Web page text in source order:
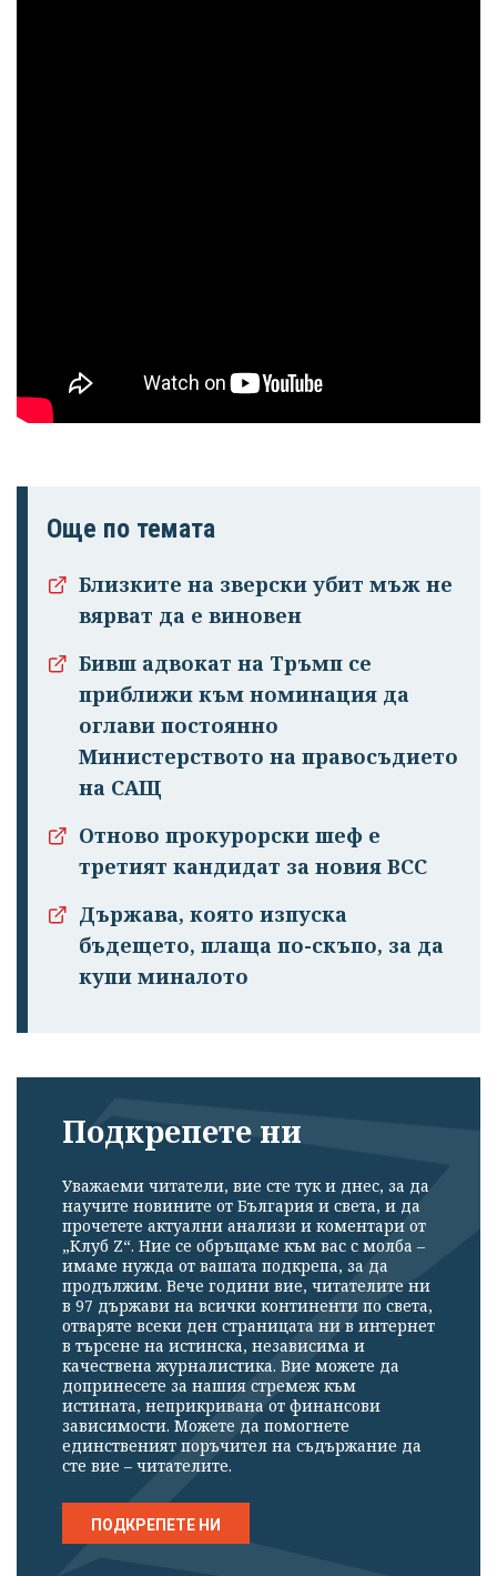
Още по темата
Близките на зверски убит мъж не
вярват да е виновен
Бивш адвокат на Тръмп се
приближи към номинация да
оглави постоянно
Министерството на правосъдието
на САЩ
Отново прокурорски шеф е
третият кандидат за новия ВСС
Държава, която изпуска
бъдещето, плаща по-скъпо, за да
купи миналото
Подкрепете ни
Уважаеми читатели, вие сте тук и днес, за да
научите новините от България и света, и да
прочетете актуални анализи и коментари от
„Клуб Z“. Ние се обръщаме към вас с молба –
имаме нужда от вашата подкрепа, за да
продължим. Вече години вие, читателите ни
в 97 държави на всички континенти по света,
отваряте всеки ден страницата ни в интернет
в търсене на истинска, независима и
качествена журналистика. Вие можете да
допринесете за нашия стремеж към
истината, неприкривана от финансови
зависимости. Можете да помогнете
единственият поръчител на съдържание да
сте вие – читателите.
ПОДКРЕПЕТЕ НИ